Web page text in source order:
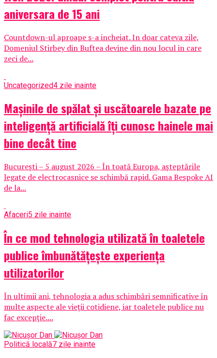
aniversara de 15 ani
Countdown-ul aproape s-a incheiat. In doar cateva zile,
Domeniul Stirbey din Buftea devine din nou locul in care
zeci de...
Uncategorized4 zile inainte
Mașinile de spălat și uscătoarele bazate pe
inteligență artificială îți cunosc hainele mai
bine decât tine
București – 5 august 2026 – În toată Europa, așteptările
legate de electrocasnice se schimbă rapid. Gama Bespoke AI
de la...
Afaceri5 zile inainte
În ce mod tehnologia utilizată în toaletele
publice îmbunătățește experiența
utilizatorilor
În ultimii ani, tehnologia a adus schimbări semnificative în
multe aspecte ale vieții cotidiene, iar toaletele publice nu
fac excepție....
Politică locală7 zile inainte